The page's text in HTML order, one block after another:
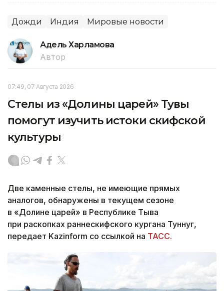
Дожди Индия Мировые новости
Адель Харламова
Автор
07:49, 07 Августа 2026
Стелы из «Долины царей» Тувы
помогут изучить истоки скифской
культуры
Две каменные стелы, не имеющие прямых
аналогов, обнаружены в текущем сезоне
в «Долине царей» в Республике Тыва
при раскопках раннескифского кургана Туннуг,
передает Kazinform со ссылкой на ТАСС.